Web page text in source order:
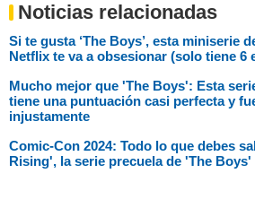
Noticias relacionadas
Si te gusta ‘The Boys’, esta miniserie
Netflix te va a obsesionar (solo tiene 6
Mucho mejor que 'The Boys': Esta
tiene una puntuación casi perfecta y
injustamente
Comic-Con 2024: Todo lo que debes
Rising', la serie precuela de 'The Boys'